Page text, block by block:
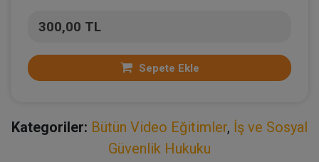
300,00 TL
Sepete Ekle
Kategoriler: Bütün Video Eğitimler, İş ve Sosyal
Güvenlik Hukuku